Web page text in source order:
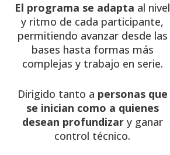
El programa se adapta al nivel
y ritmo de cada participante,
permitiendo avanzar desde las
bases hasta formas más
complejas y trabajo en serie.
Dirigido tanto a personas que
se inician como a quienes
desean profundizary ganar
control técnico.